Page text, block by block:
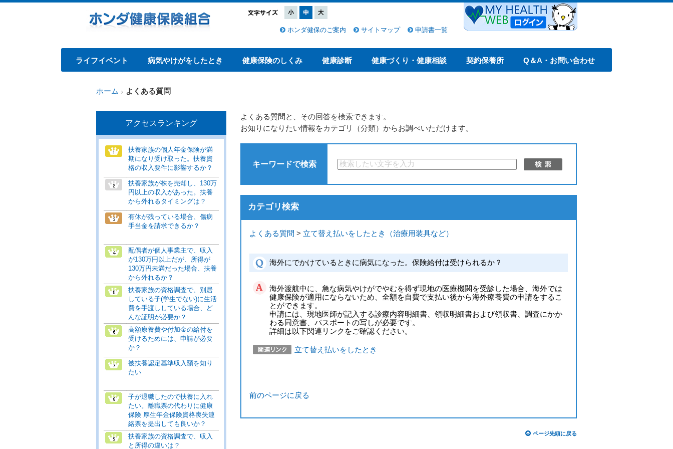
ホンダ健保のご案内 サイトマップ 申請書一覧
ライフイベント 病気やけがをしたとき 健康保険のしくみ 健康診断 健康づくり・健康相談 契約保養所 Q＆A・お問い合わせ
ホーム よくある質問
よくある質問と、その回答を検索できます。
お知りになりたい情報をカテゴリ（分類）からお調べいただけます。
キーワードで検索
カテゴリ検索
よくある質問 > 立て替え払いをしたとき（治療用装具など）
海外にでかけているときに病気になった。保険給付は受けられるか？
海外渡航中に、急な病気やけがでやむを得ず現地の医療機関を受診した場合、海外では
健康保険が適用にならないため、全額を自費で支払い後から海外療養費の申請をするこ
とができます。
申請には、現地医師が記入する診療内容明細書、領収明細書および領収書、調査にかか
わる同意書、パスポートの写しが必要です。
詳細は以下関連リンクをご確認ください。
立て替え払いをしたとき
前のページに戻る
ページ先頭に戻る
アクセスランキング
扶養家族の個人年金保険が満
期になり受け取った。扶養資
格の収入要件に影響するか？
扶養家族が株を売却し、130万
円以上の収入があった。扶養
から外れるタイミングは？
有休が残っている場合、傷病
手当金を請求できるか？
配偶者が個人事業主で、収入
が130万円以上だが、所得が
130万円未満だった場合、扶養
から外れるか？
扶養家族の資格調査で、別居
している子(学生でない)に生活
費を手渡ししている場合、ど
んな証明が必要か？
高額療養費や付加金の給付を
受けるためには、申請が必要
か？
被扶養認定基準収入額を知り
たい
子が退職したので扶養に入れ
たい。離職票の代わりに健康
保険 厚生年金保険資格喪失連
絡票を提出しても良いか？
扶養家族の資格調査で、収入
と所得の違いは？